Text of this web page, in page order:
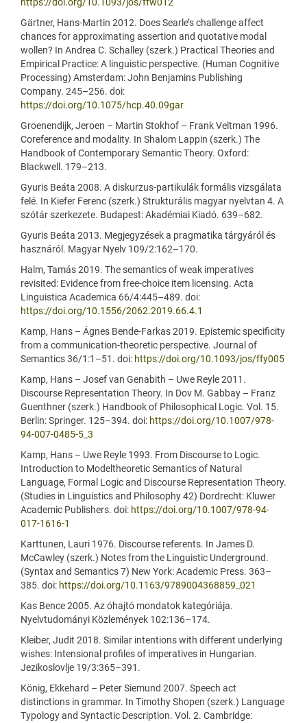
https://doi.org/10.1093/jos/ffw012
Gärtner, Hans-Martin 2012. Does Searle’s challenge affect
chances for approximating assertion and quotative modal
wollen? In Andrea C. Schalley (szerk.) Practical Theories and
Empirical Practice: A linguistic perspective. (Human Cognitive
Processing) Amsterdam: John Benjamins Publishing
Company. 245–256. doi:
https://doi.org/10.1075/hcp.40.09gar
Groenendijk, Jeroen – Martin Stokhof – Frank Veltman 1996.
Coreference and modality. In Shalom Lappin (szerk.) The
Handbook of Contemporary Semantic Theory. Oxford:
Blackwell. 179–213.
Gyuris Beáta 2008. A diskurzus-partikulák formális vizsgálata
felé. In Kiefer Ferenc (szerk.) Strukturális magyar nyelvtan 4. A
szótár szerkezete. Budapest: Akadémiai Kiadó. 639–682.
Gyuris Beáta 2013. Megjegyzések a pragmatika tárgyáról és
hasznáról. Magyar Nyelv 109/2:162–170.
Halm, Tamás 2019. The semantics of weak imperatives
revisited: Evidence from free-choice item licensing. Acta
Linguistica Academica 66/4:445–489. doi:
https://doi.org/10.1556/2062.2019.66.4.1
Kamp, Hans – Ágnes Bende-Farkas 2019. Epistemic specificity
from a communication-theoretic perspective. Journal of
Semantics 36/1:1–51. doi: https://doi.org/10.1093/jos/ffy005
Kamp, Hans – Josef van Genabith – Uwe Reyle 2011.
Discourse Representation Theory. In Dov M. Gabbay – Franz
Guenthner (szerk.) Handbook of Philosophical Logic. Vol. 15.
Berlin: Springer. 125–394. doi: https://doi.org/10.1007/978-
94-007-0485-5_3
Kamp, Hans – Uwe Reyle 1993. From Discourse to Logic.
Introduction to Modeltheoretic Semantics of Natural
Language, Formal Logic and Discourse Representation Theory.
(Studies in Linguistics and Philosophy 42) Dordrecht: Kluwer
Academic Publishers. doi: https://doi.org/10.1007/978-94-
017-1616-1
Karttunen, Lauri 1976. Discourse referents. In James D.
McCawley (szerk.) Notes from the Linguistic Underground.
(Syntax and Semantics 7) New York: Academic Press. 363–
385. doi: https://doi.org/10.1163/9789004368859_021
Kas Bence 2005. Az óhajtó mondatok kategóriája.
Nyelvtudományi Közlemények 102:136–174.
Kleiber, Judit 2018. Similar intentions with different underlying
wishes: Intensional profiles of imperatives in Hungarian.
Jezikoslovlje 19/3:365–391.
König, Ekkehard – Peter Siemund 2007. Speech act
distinctions in grammar. In Timothy Shopen (szerk.) Language
Typology and Syntactic Description. Vol. 2. Cambridge: